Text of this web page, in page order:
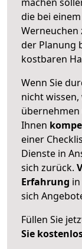
die bei
Werneuchen
der Planung
kostbaren
Wenn Sie
nicht wissen,
Ihnen
einer
Dienste in
sich zurück.
Erfahrung
sich
Füllen Sie
Sie